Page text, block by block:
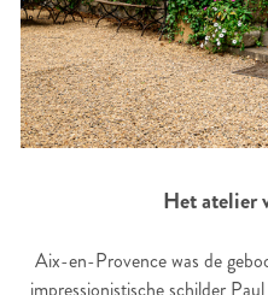
Het atelier
Aix-en-Provence was de